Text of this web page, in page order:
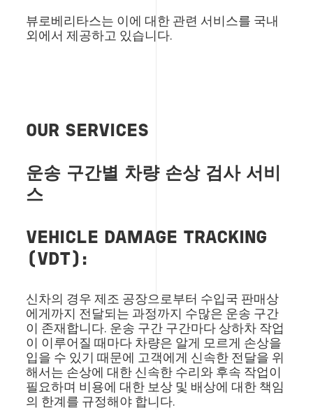
뷰로베리타스는 이에 대한 관련 서비스를 국내
외에서 제공하고 있습니다.
OUR SERVICES
운송 구간별 차량 손상 검사 서비
스
VEHICLE DAMAGE TRACKING
(VDT):
신차의 경우 제조 공장으로부터 수입국 판매상
에게까지 전달되는 과정까지 수많은 운송 구간
이 존재합니다. 운송 구간 구간마다 상하차 작업
이 이루어질 때마다 차량은 알게 모르게 손상을
입을 수 있기 때문에 고객에게 신속한 전달을 위
해서는 손상에 대한 신속한 수리와 후속 작업이
필요하며 비용에 대한 보상 및 배상에 대한 책임
의 한계를 규정해야 합니다.